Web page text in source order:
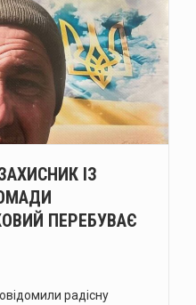
ІЗ
ПЕРЕБУВАЄ
радісну